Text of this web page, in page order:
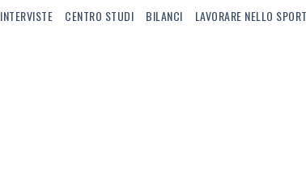
INTERVISTE CENTRO STUDI BILANCI LAVORARE NELLO SPORT